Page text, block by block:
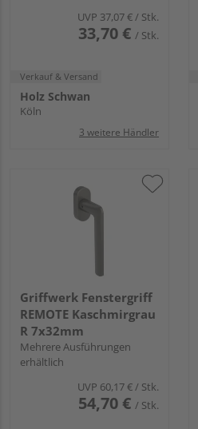
UVP 37,07 €/ Stk.
33,70 € / Stk.
Verkauf & Versand
Holz Schwan
Köln
3 weitere Händler
Griffwerk Fenstergriff
REMOTE Kaschmirgrau
R 7x32mm
Mehrere Ausführungen
erhältlich
UVP 60,17 €/ Stk.
54,70 € / Stk.